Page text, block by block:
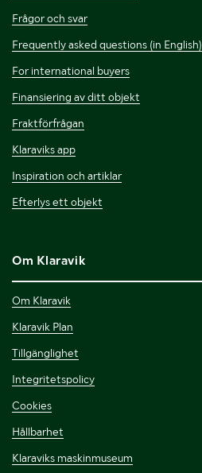
Frågor och svar
Frequently asked questions (in English)
For international buyers
Finansiering av ditt objekt
Fraktförfrågan
Klaraviks app
Inspiration och artiklar
Efterlys ett objekt
Om Klaravik
Om Klaravik
Klaravik Plan
Tillgänglighet
Integritetspolicy
Cookies
Hållbarhet
Klaraviks maskinmuseum